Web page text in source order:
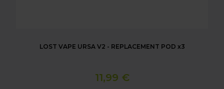
LOST VAPE URSA V2 - REPLACEMENT POD x3
11,99 €